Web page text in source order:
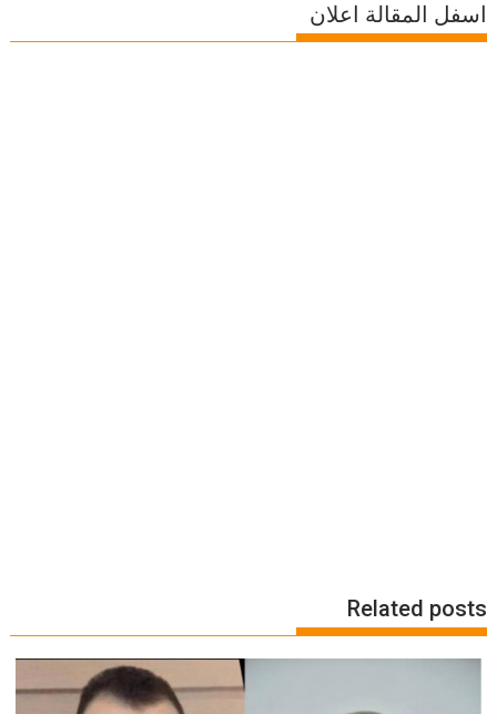
اسفل المقالة اعلان
Related posts